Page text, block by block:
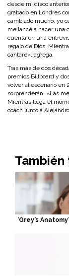
desde mi disco
grabado en Londres
cambiado mucho, yo
me lancé a hacer una
cuenta en una
regalo de Dios.
cantaré», agrega.
Tras más de dos
premios Billboard y
volver al escenario
sorprenderán: «Las
Mientras llega el
coach junto a
‘Grey’s